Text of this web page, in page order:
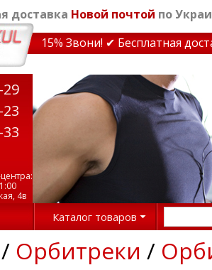
доставка Новой почтой по
15% Звони! ✔ Бесплатная
29
4в
Каталог товаров
/ Орбитреки /